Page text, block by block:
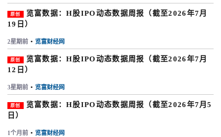
原创
览富数据：H股IPO动态数据周报（截至2026年7月
19日）
2星期前 • 览富财经网
原创
览富数据：H股IPO动态数据周报（截至2026年7月
12日）
3星期前 • 览富财经网
原创
览富数据：H股IPO动态数据周报（截至2026年7月5
日）
1个月前 • 览富财经网